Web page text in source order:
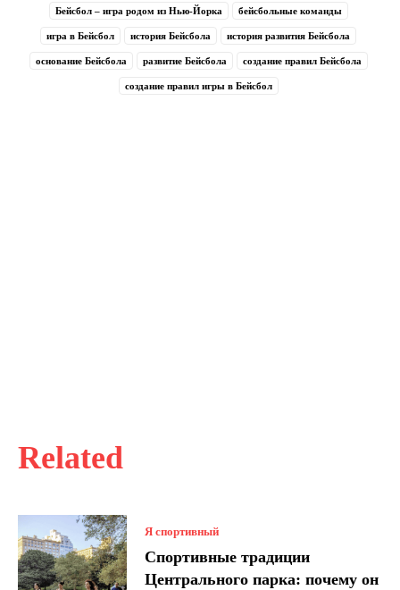
Related
Я спортивный
Спортивные традиции
Центрального парка: почему он
Бейсбол – игра родом из Нью-Йорка бейсбольные команды
игра в Бейсбол история Бейсбола история развития Бейсбола
основание Бейсбола развитие Бейсбола создание правил Бейсбола
создание правил игры в Бейсбол